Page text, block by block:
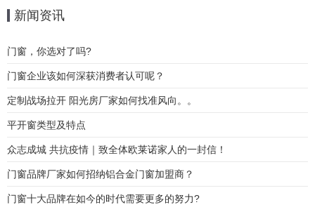
新闻资讯
门窗，你选对了吗?
门窗企业该如何深获消费者认可呢？
定制战场拉开 阳光房厂家如何找准风向。。
平开窗类型及特点
众志成城 共抗疫情｜致全体欧莱诺家人的一封信！
门窗品牌厂家如何招纳铝合金门窗加盟商？
门窗十大品牌在如今的时代需要更多的努力?